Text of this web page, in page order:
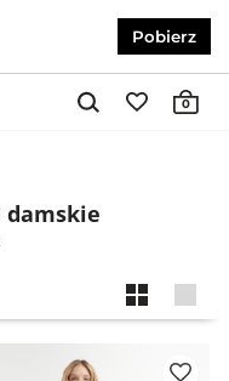
Pobierz
0
damskie